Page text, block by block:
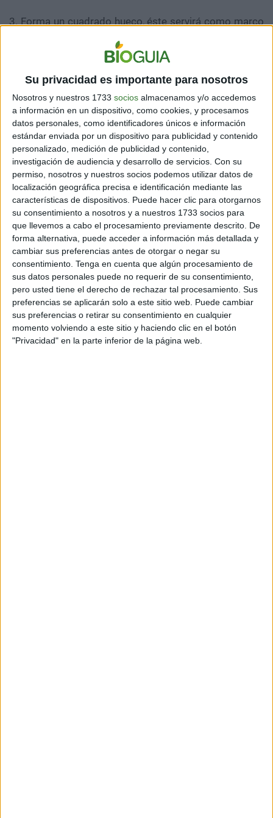
Su privacidad es importante para nosotros
Nosotros y nuestros 1733 socios almacenamos y/o accedemos
a información en un dispositivo, como cookies, y procesamos
datos personales, como identificadores únicos e información
estándar enviada por un dispositivo para publicidad y contenido
personalizado, medición de publicidad y contenido,
investigación de audiencia y desarrollo de servicios. Con su
permiso, nosotros y nuestros socios podemos utilizar datos de
localización geográfica precisa e identificación mediante las
características de dispositivos. Puede hacer clic para otorgarnos
su consentimiento a nosotros y a nuestros 1733 socios para
que llevemos a cabo el procesamiento previamente descrito. De
forma alternativa, puede acceder a información más detallada y
cambiar sus preferencias antes de otorgar o negar su
consentimiento. Tenga en cuenta que algún procesamiento de
sus datos personales puede no requerir de su consentimiento,
pero usted tiene el derecho de rechazar tal procesamiento. Sus
preferencias se aplicarán solo a este sitio web. Puede cambiar
sus preferencias o retirar su consentimiento en cualquier
momento volviendo a este sitio y haciendo clic en el botón
"Privacidad" en la parte inferior de la página web.
3. Forma un cuadrado hueco, éste servirá como marco
4. Prepara la parte central, donde se alojarán las
macetas. Para ello, necesitarás tres tablas. Dispónlas
de manera tal que puedan contener una maceta.
Ten la precaución de taladrar algunos orificios en la
parte de abajo para que el agua pueda drenar sin
problemas. Para evitar que la madera se dañe, puedes
cubrirla con pintura de caucho, como la que se utiliza
en los techos para cubrir goteras.